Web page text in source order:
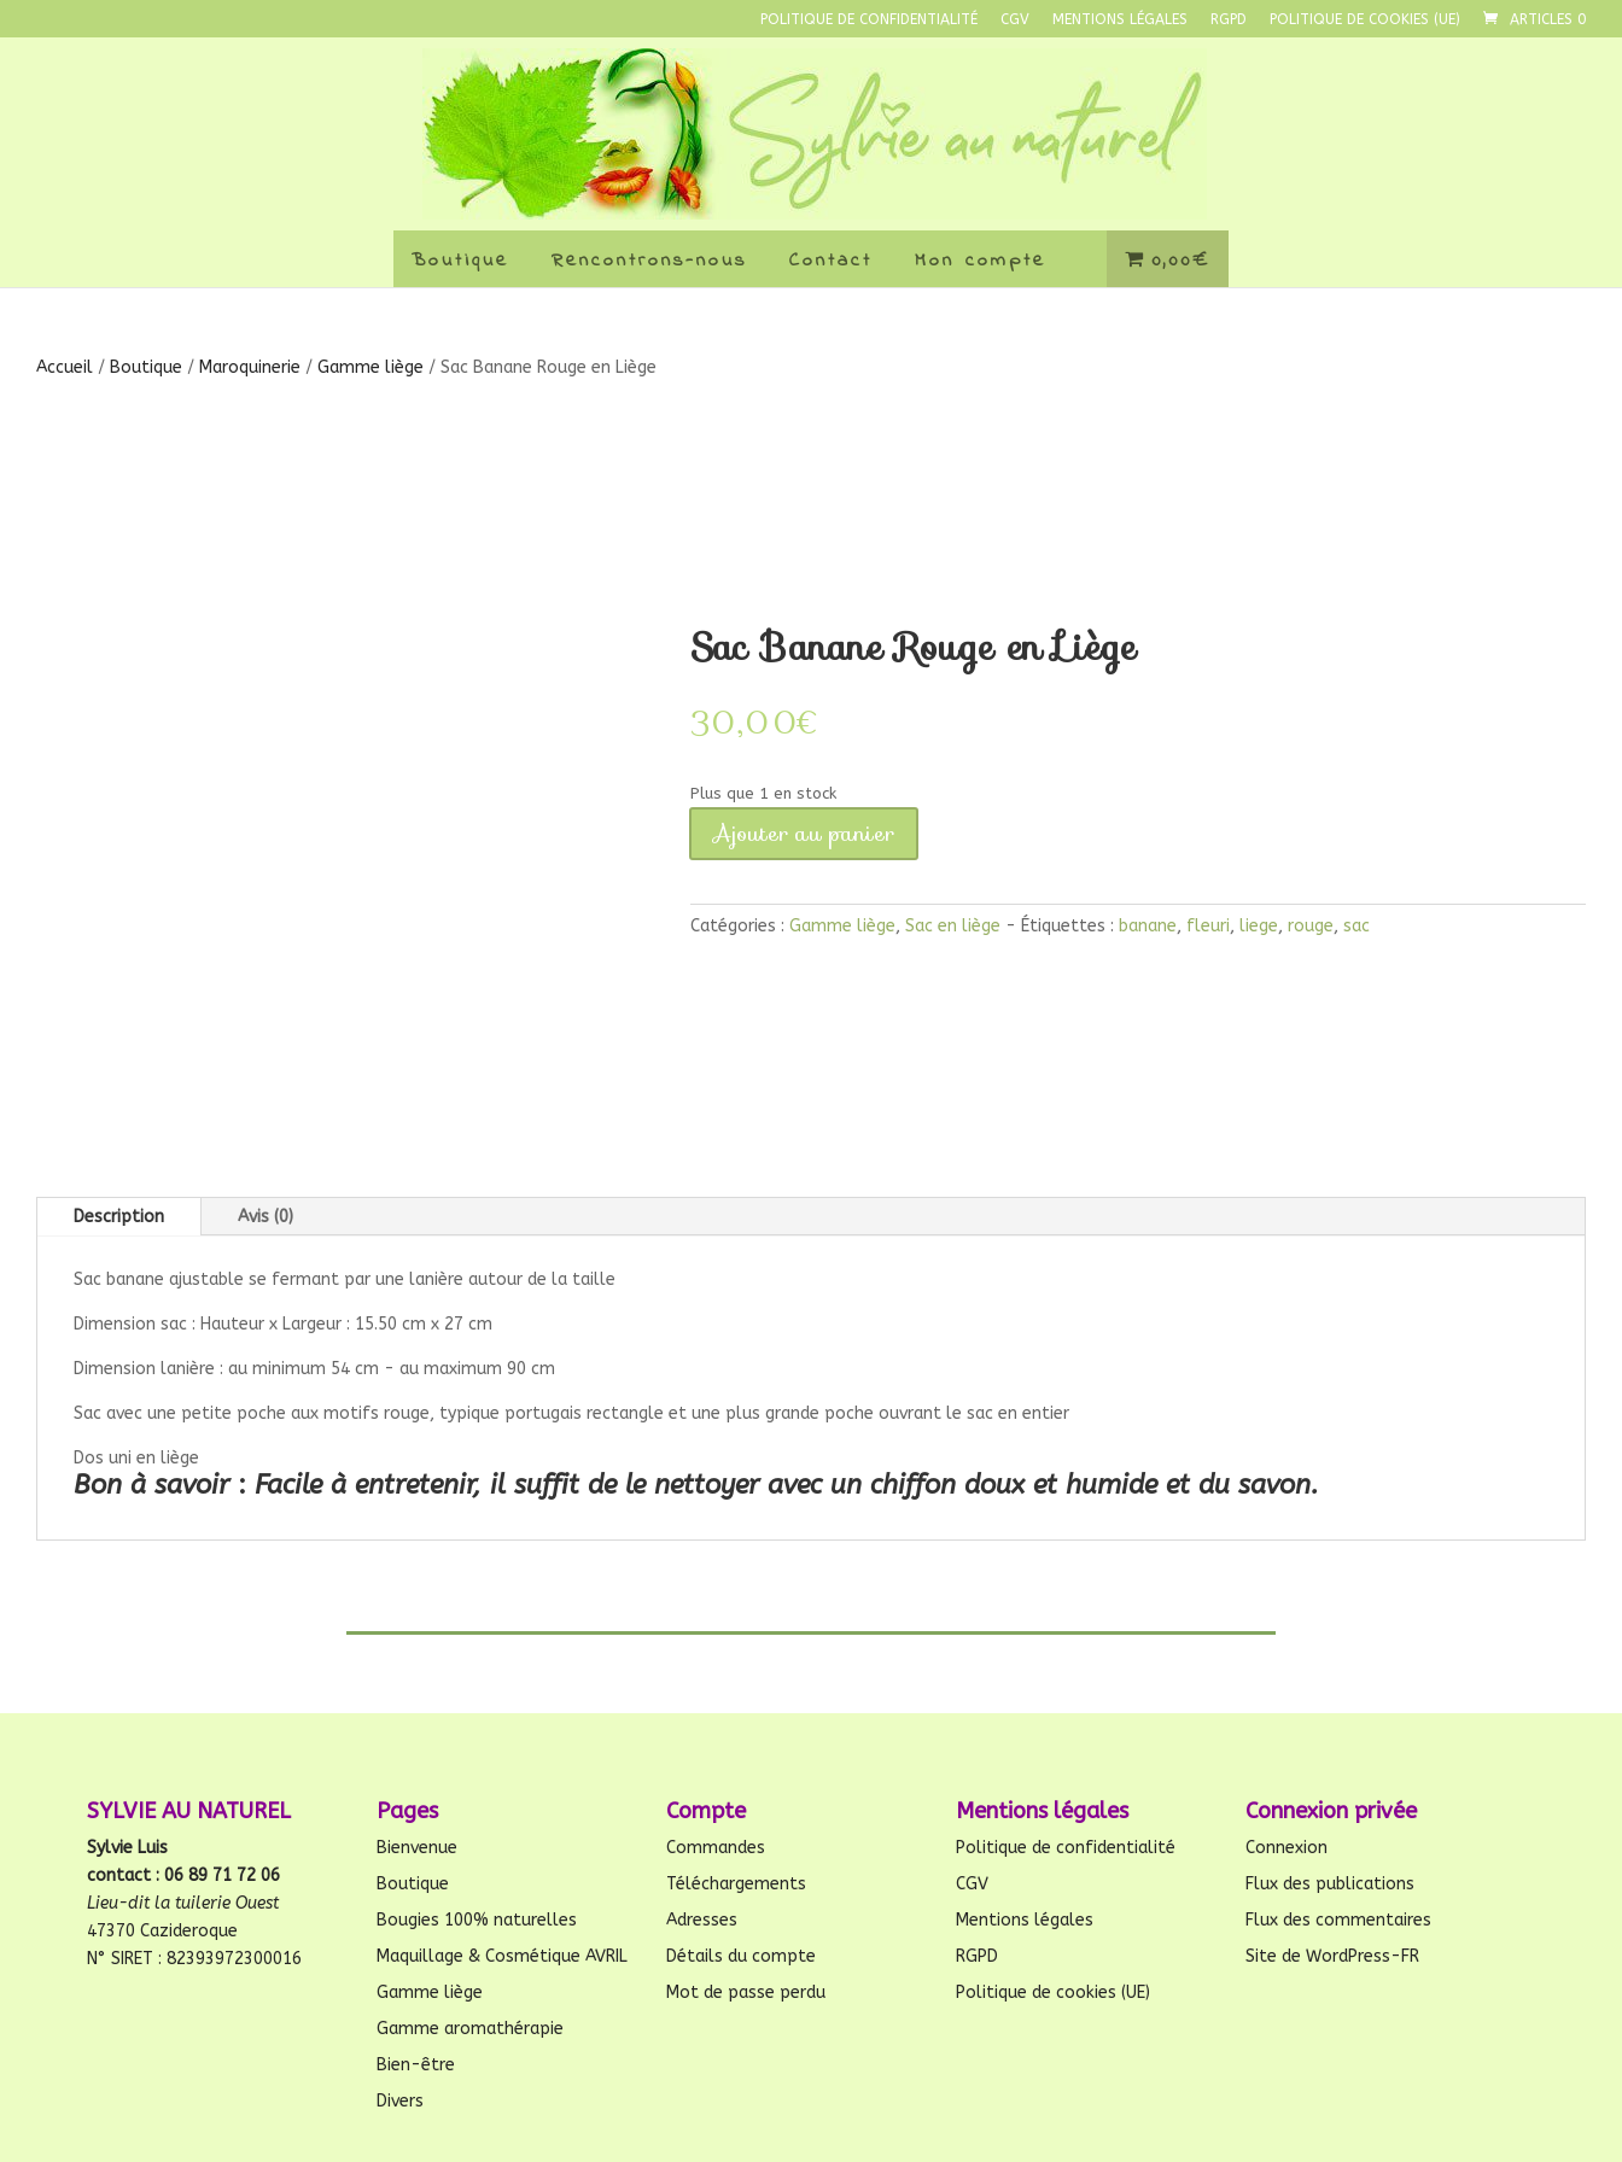
POLITIQUE DE CONFIDENTIALITÉ CGV MENTIONS LÉGALES RGPD POLITIQUE DE COOKIES (UE) ARTICLES 0
Boutique Rencontrons-nous Contact Mon compte 0,00€
Accueil / Boutique / Maroquinerie / Gamme liège / Sac Banane Rouge en Liège
Sac Banane Rouge en Liège
30,00€
Plus que 1 en stock
quantité
Sac
Banane
Ajouter au panier
Catégories : Gamme liège, Sac en liège Étiquettes : banane, fleuri, liege, rouge, sac
Description Avis (0)
Sac banane ajustable se fermant par une lanière autour de la taille
Dimension sac : Hauteur x Largeur : 15.50 cm x 27 cm
Dimension lanière : au minimum 54 cm - au maximum 90 cm
Sac avec une petite poche aux motifs rouge, typique portugais rectangle et une plus grande poche ouvrant le sac en entier
Dos uni en liège
Bon à savoir: Facile à entretenir, il suffit de le nettoyer avec un chiffon doux et humide et du savon.
SYLVIE AU NATUREL
Sylvie Luis
contact : 06 89 71 72 06
Lieu-dit la tuilerie Ouest
47370 Cazideroque
N° SIRET : 82393972300016
Pages
Bienvenue
Boutique
Bougies 100% naturelles
Maquillage & Cosmétique AVRIL
Gamme liège
Gamme aromathérapie
Bien-être
Divers
Compte
Commandes
Téléchargements
Adresses
Détails du compte
Mot de passe perdu
Mentions légales
Politique de confidentialité
CGV
Mentions légales
RGPD
Politique de cookies (UE)
Connexion privée
Connexion
Flux des publications
Flux des commentaires
Site de WordPress-FR